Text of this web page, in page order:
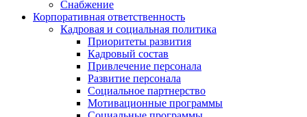
Снабжение
Корпоративная ответственность
Кадровая и социальная политика
Приоритеты развития
Кадровый состав
Привлечение персонала
Развитие персонала
Социальное партнерство
Мотивационные программы